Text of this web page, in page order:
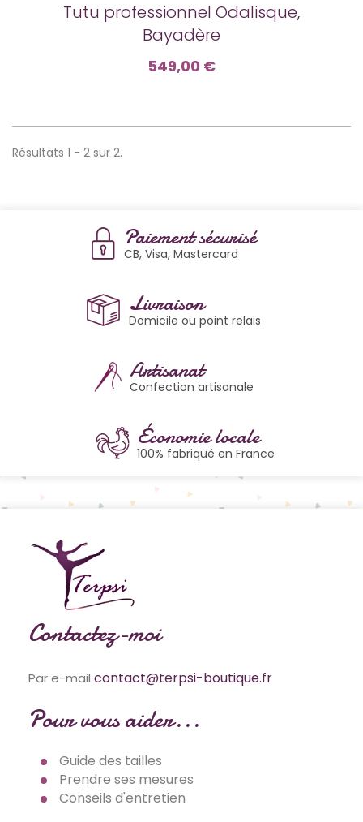
Tutu professionnel Odalisque,
Bayadère
549,00 €
Résultats 1 - 2 sur 2.
Paiement sécurisé
CB, Visa, Mastercard
Livraison
Domicile ou point relais
Artisanat
Confection artisanale
Économie locale
100% fabriqué en France
Contactez-moi
Par e-mail contact@terpsi-boutique.fr
Pour vous aider...
Guide des tailles
Prendre ses mesures
Conseils d'entretien